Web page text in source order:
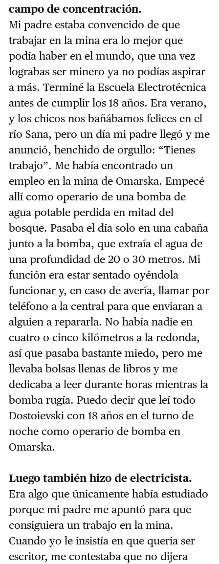
campo de concentración.
Mi padre estaba convencido de que
trabajar en la mina era lo mejor que
podía haber en el mundo, que una vez
lograbas ser minero ya no podías aspirar
a más. Terminé la Escuela Electrotécnica
antes de cumplir los 18 años. Era verano,
y los chicos nos bañábamos felices en el
río Sana, pero un día mi padre llegó y me
anunció, henchido de orgullo: “Tienes
trabajo”. Me había encontrado un
empleo en la mina de Omarska. Empecé
allí como operario de una bomba de
agua potable perdida en mitad del
bosque. Pasaba el día solo en una cabaña
junto a la bomba, que extraía el agua de
una profundidad de 20 o 30 metros. Mi
función era estar sentado oyéndola
funcionar y, en caso de avería, llamar por
teléfono a la central para que enviaran a
alguien a repararla. No había nadie en
cuatro o cinco kilómetros a la redonda,
así que pasaba bastante miedo, pero me
llevaba bolsas llenas de libros y me
dedicaba a leer durante horas mientras la
bomba rugía. Puedo decir que leí todo
Dostoievski con 18 años en el turno de
noche como operario de bomba en
Omarska.
Luego también hizo de electricista.
Era algo que únicamente había estudiado
porque mi padre me apuntó para que
consiguiera un trabajo en la mina.
Cuando yo le insistía en que quería ser
escritor, me contestaba que no dijera